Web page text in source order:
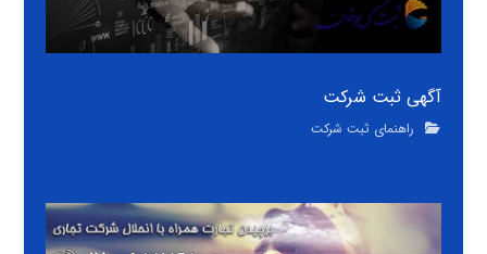
آگهی ثبت شرکت
راهنمای ثبت شرکت